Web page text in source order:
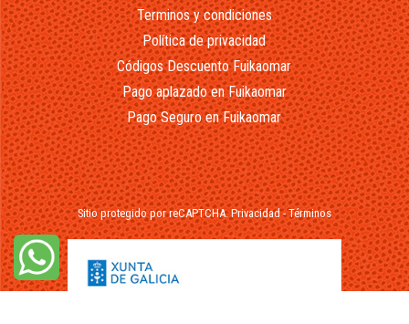
Terminos y condiciones
Política de privacidad
Códigos Descuento Fuikaomar
Pago aplazado en Fuikaomar
Pago Seguro en Fuikaomar
Sitio protegido por reCAPTCHA.Privacidad-Términos